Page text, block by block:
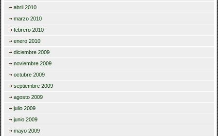
abril 2010
marzo 2010
febrero 2010
enero 2010
diciembre 2009
noviembre 2009
octubre 2009
septiembre 2009
agosto 2009
julio 2009
junio 2009
mayo 2009